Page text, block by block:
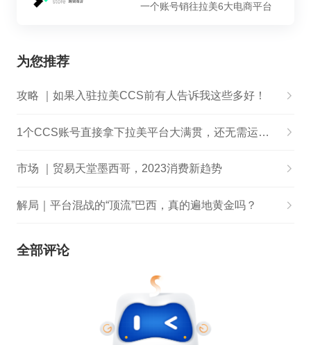
一个账号销往拉美6大电商平台
为您推荐
攻略 ｜如果入驻拉美CCS前有人告诉我这些多好！
1个CCS账号直接拿下拉美平台大满贯，还无需运营经验，不用处理客诉、物流
市场 ｜贸易天堂墨西哥，2023消费新趋势
解局｜平台混战的“顶流”巴西，真的遍地黄金吗？
全部评论